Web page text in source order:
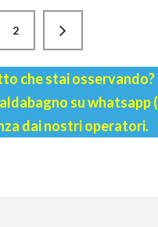
2
che stai osservando?
su whatsapp (
dai nostri operatori.